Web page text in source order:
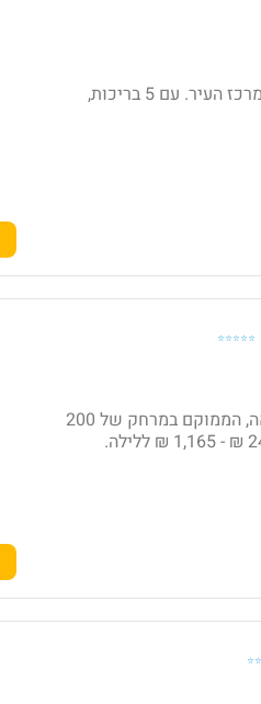
מלון 5 כוכבים על חוף הים וסמוך למרכז העיר. עם 5 בריכות,
⭐⭐⭐⭐⭐
מלון בדירוג 5 כוכבים באזור נונג קאה, הממוקם במרחק של 200
מ' מחוף הואה הין. טווח מחירים: 244 ₪ - ‏1,165 ₪ ללילה.